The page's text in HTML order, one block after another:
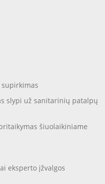
slypi už sanitarinių patalpų
šiuolaikiniame
eksperto įžvalgos